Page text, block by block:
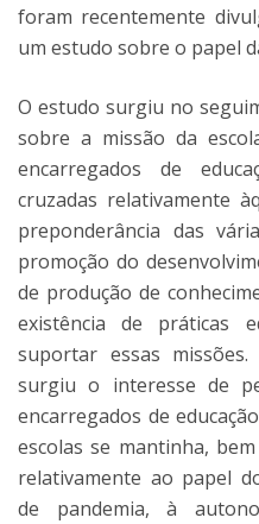
foram recentemente
um estudo sobre o papel
O estudo surgiu no
sobre a missão da
encarregados de
cruzadas relativamente
preponderância das
promoção do
de produção de
existência de práticas
suportar essas
surgiu o interesse de
encarregados de
escolas se mantinha,
relativamente ao papel
de pandemia, à